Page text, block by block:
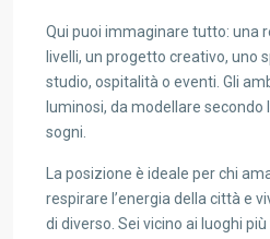
Qui puoi immaginare tutto: una
livelli, un progetto creativo, uno
studio, ospitalità o eventi. Gli
luminosi, da modellare secondo
sogni.
La posizione è ideale per chi
respirare l’energia della città e
di diverso. Sei vicino ai luoghi